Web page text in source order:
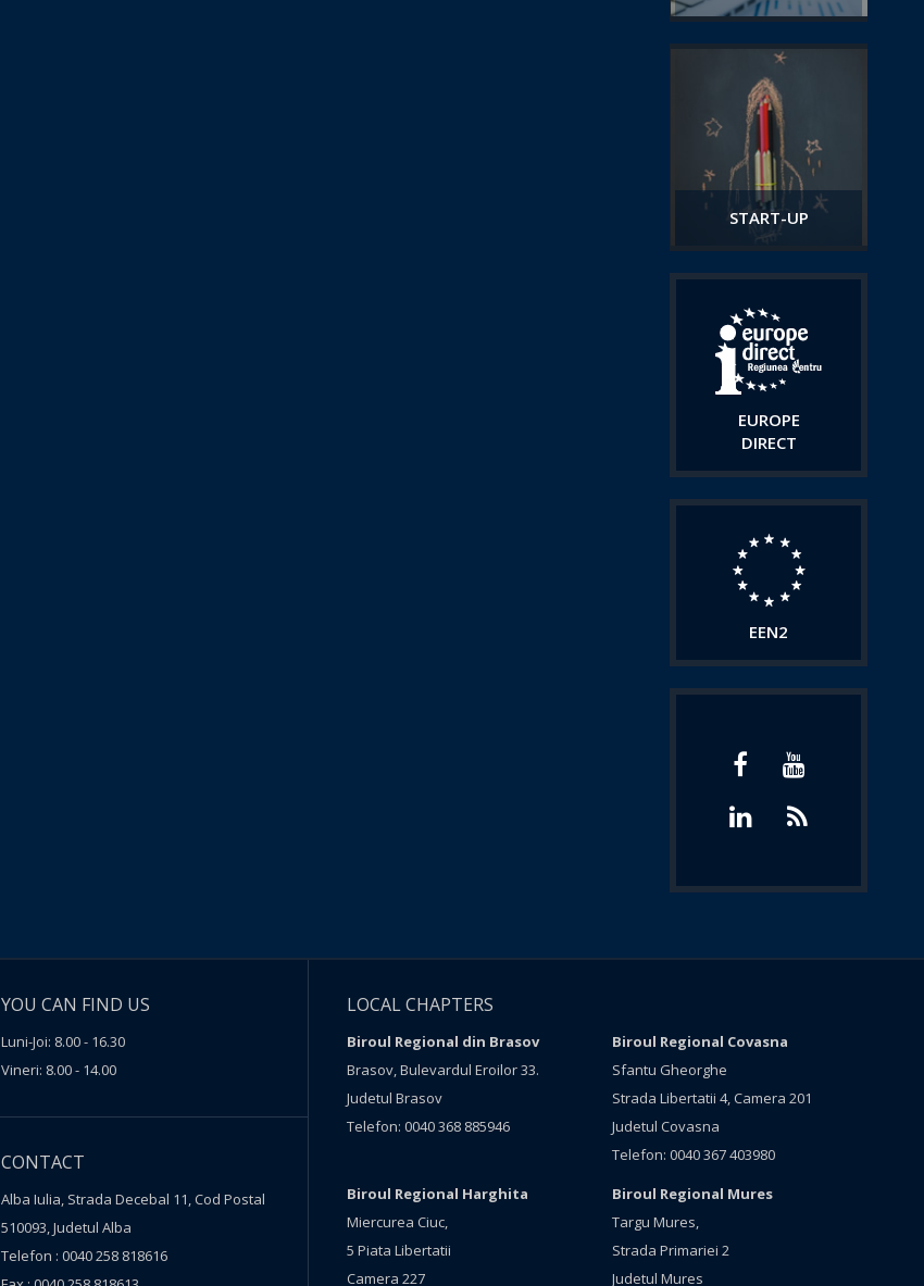
START-UP
EUROPE
DIRECT
EEN2
YOU CAN FIND US
Luni-Joi: 8.00 - 16.30
Vineri: 8.00 - 14.00
CONTACT
Alba Iulia, Strada Decebal 11, Cod Postal
510093, Judetul Alba
Telefon : 0040 258 818616
LOCAL CHAPTERS
Biroul Regional din Brasov
Brasov, Bulevardul Eroilor 33.
Judetul Brasov
Telefon: 0040 368 885946
Biroul Regional Covasna
Sfantu Gheorghe
Strada Libertatii 4, Camera 201
Judetul Covasna
Telefon: 0040 367 403980
Biroul Regional Harghita
Miercurea Ciuc,
5 Piata Libertatii
Camera 227
Biroul Regional Mures
Targu Mures,
Strada Primariei 2
Judetul Mures